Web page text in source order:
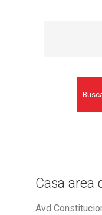
Casa area
Avd